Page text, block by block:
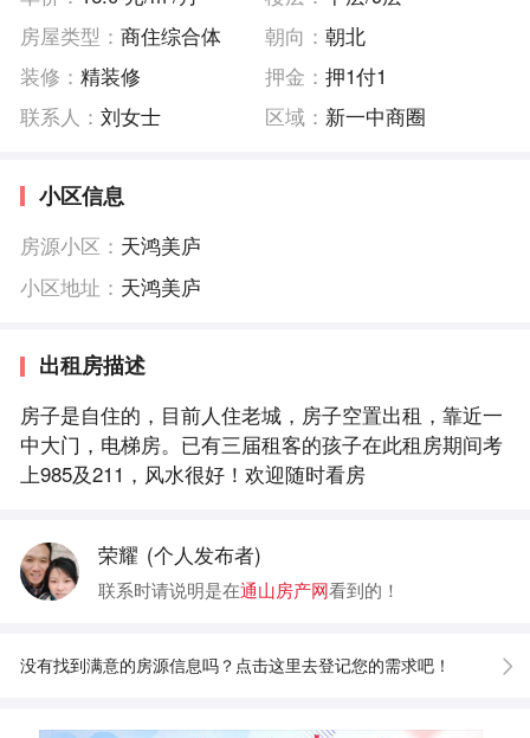
房屋类型： 商住综合体 朝向： 朝北
装修： 精装修 押金： 押1付1
联系人： 刘女士 区域： 新一中商圈
小区信息
房源小区： 天鸿美庐
小区地址： 天鸿美庐
出租房描述
房子是自住的，目前人住老城，房子空置出租，靠近一
中大门，电梯房。已有三届租客的孩子在此租房期间考
上985及211，风水很好！欢迎随时看房
荣耀 (个人发布者)
联系时请说明是在通山房产网看到的！
没有找到满意的房源信息吗？点击这里去登记您的需求吧！